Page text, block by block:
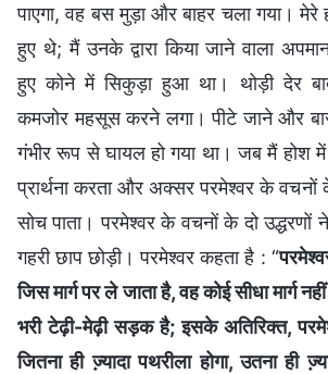
पाएगा, वह बस मुड़ा और बाहर चला गया।
हुए थे; मैं उनके द्वारा किया जाने वाला
हुए कोने में सिकुड़ा हुआ था। थोड़ी देर
कमजोर महसूस करने लगा। पीटे जाने और
गंभीर रूप से घायल हो गया था। जब मैं होश
प्रार्थना करता और अक्सर परमेश्वर के
सोच पाता। परमेश्वर के वचनों के दो
गहरी छाप छोड़ी। परमेश्वर कहता है : “
जिस मार्ग पर ले जाता है, वह कोई सीधा मार्ग
भरी टेढ़ी-मेढ़ी सड़क है; इसके अतिरिक्त,
जितना ही ज्‍़यादा पथरीला होगा, उतना ही